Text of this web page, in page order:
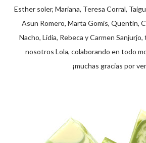
Esther soler, Mariana, Teresa Corral,
Asun Romero, Marta Gomis, Quentín,
Nacho, Lidia, Rebeca y Carmen
nosotros Lola, colaborando en todo
¡muchas gracias por